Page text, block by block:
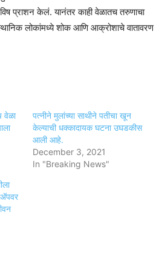
प्राशन केलं. यानंतर काही वेळातच तरुणाचा
लोकांमध्ये शोक आणि आक्रोशाचे वातावरण
वेळा
पत्नीने मुलांच्या साथीने पतीचा खून
केल्याची धक्कादायक घटना उघडकीस
आली आहे.
December 3, 2021
In "Breaking News"